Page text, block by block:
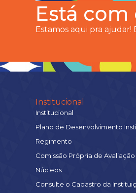
Está com
Estamos aqui pra
Institucional
Institucional
Plano de Desenvolvimento
Regimento
Comissão Própria de Avaliação
Núcleos
Consulte o Cadastro da